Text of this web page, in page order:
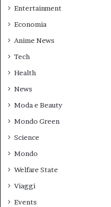
Entertainment
Economia
Anime News
Tech
Health
News
Moda e Beauty
Mondo Green
Science
Mondo
Welfare State
Viaggi
Events